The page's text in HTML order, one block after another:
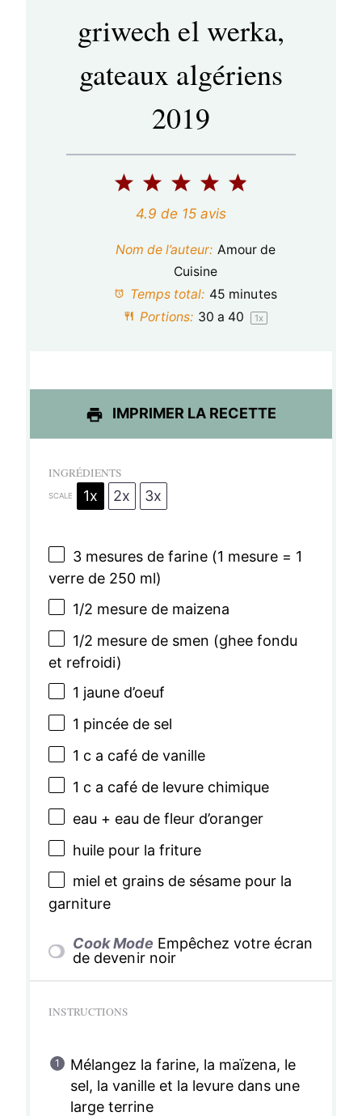
griwech el werka,
gateaux algériens
2019
5
t
i
s
4
é
t
i
s
3
é
t
o
i
s
2
é
t
i
s
1
é
t
i
4.9 de 15 avis
Nom de l’auteur: Amour de
Cuisine
Temps total: 45 minutes
Portions: 30 a 40 1x
IMPRIMER LA RECETTE
INGRÉDIENTS
SCALE 1x 2x 3x
3mesures de farine (1 mesure = 1
verre de 250ml)
1/2 mesure de maizena
1/2 mesure de smen (ghee fondu
et refroidi)
1 jaune d’oeuf
1 pincée de sel
1 c a café de vanille
1 c a café de levure chimique
eau + eau de fleur d’oranger
huile pour la friture
miel et grains de sésame pour la
garniture
Cook Mode Empêchez votre écran
de devenir noir
INSTRUCTIONS
Mélangez la farine, la maïzena, le
sel, la vanille et la levure dans une
large terrine